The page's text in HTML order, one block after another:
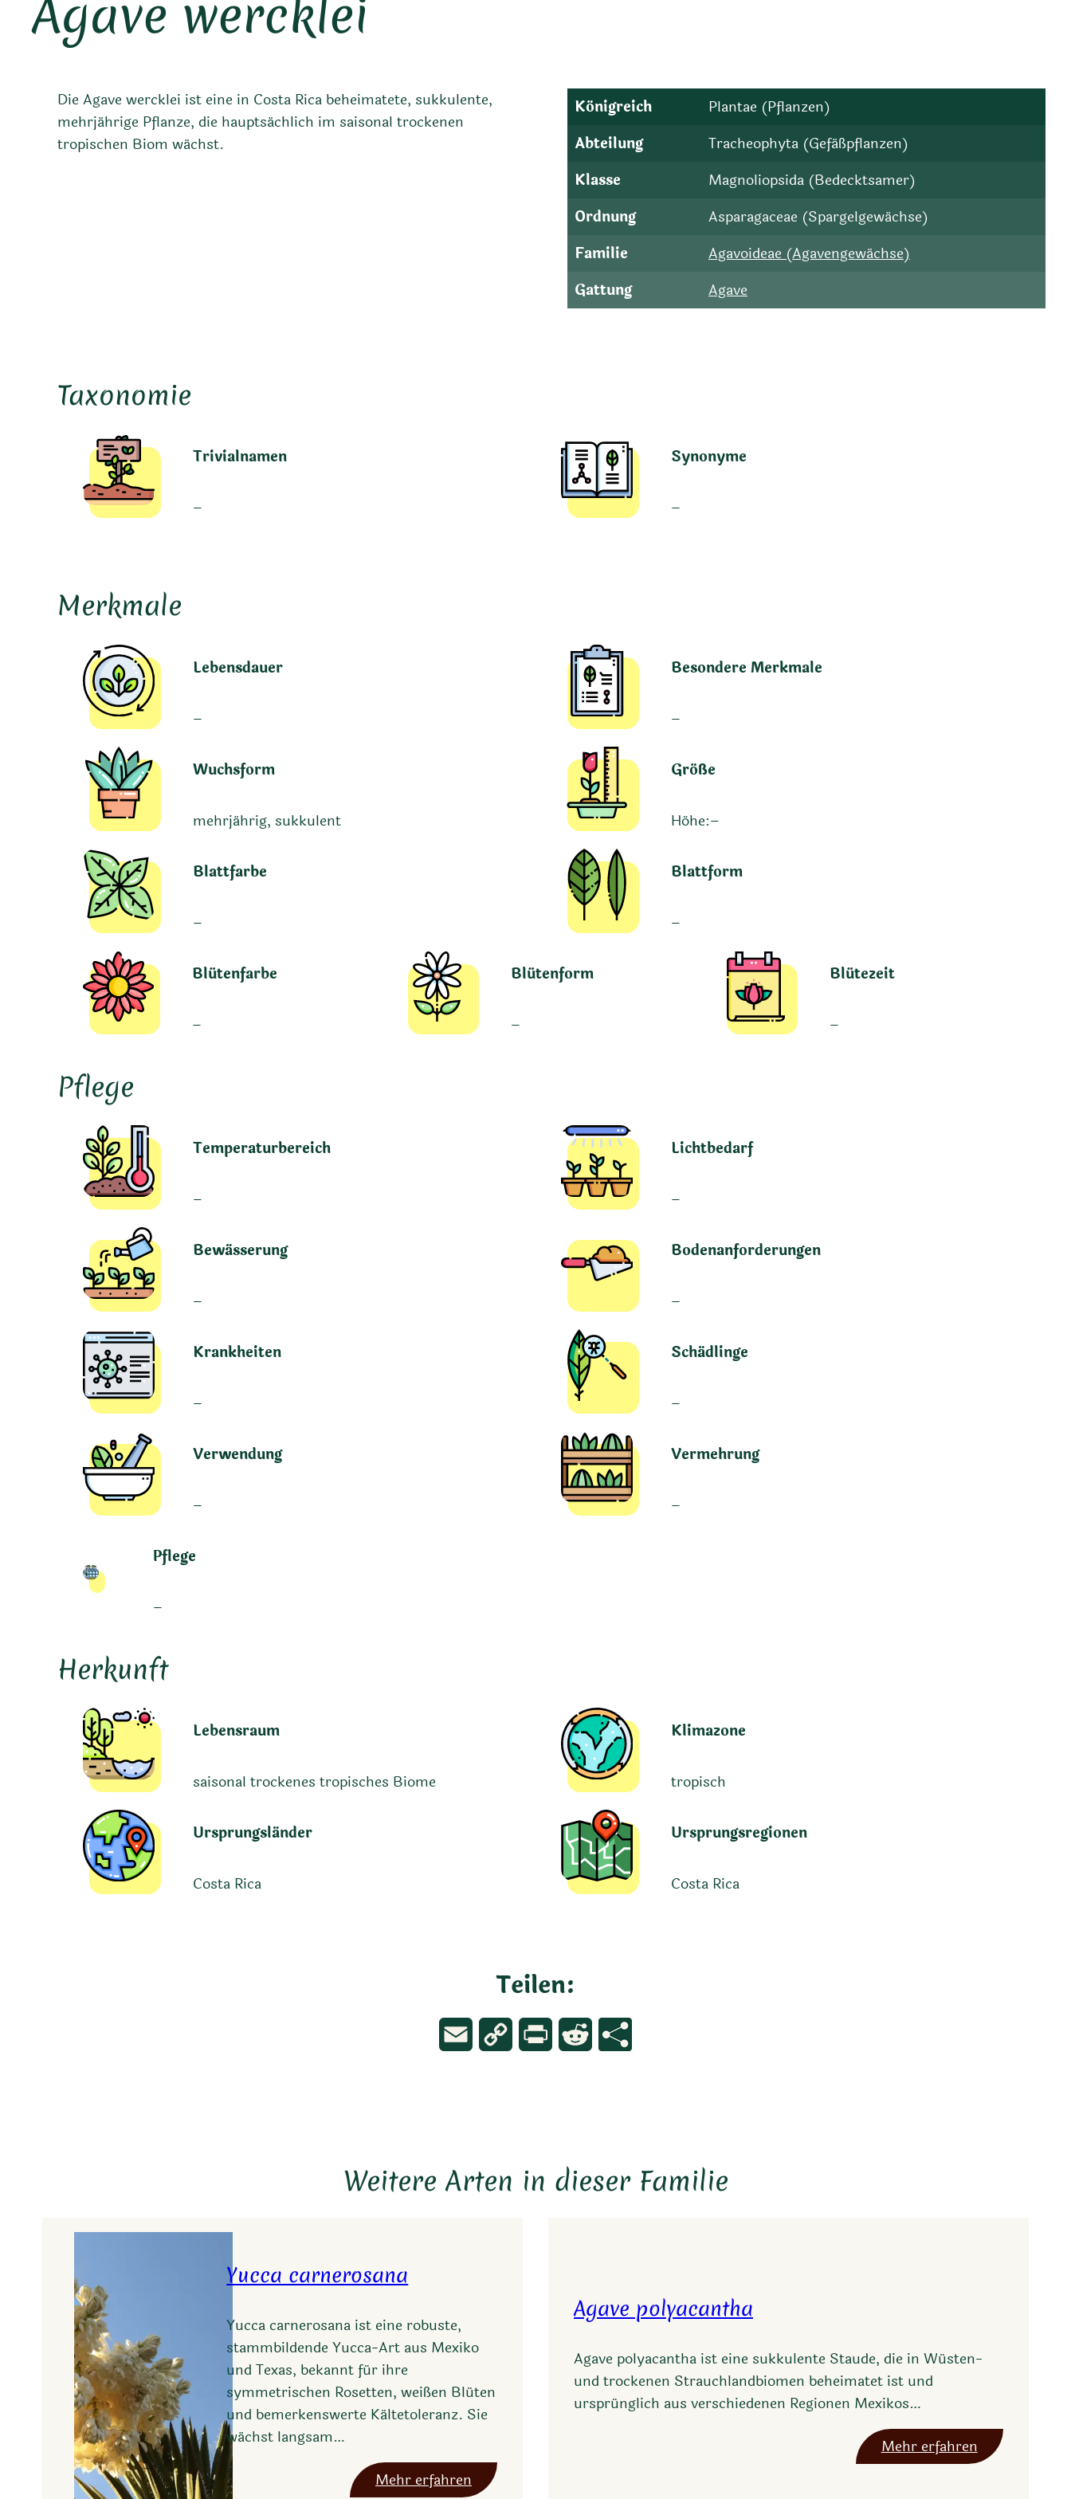
Agave wercklei
Die Agave wercklei ist eine in Costa Rica beheimatete, sukkulente,
mehrjährige Pflanze, die hauptsächlich im saisonal trockenen
tropischen Biom wächst.
Königreich
Plantae (Pflanzen)
Abteilung
Tracheophyta (Gefäßpflanzen)
Klasse
Magnoliopsida (Bedecktsamer)
Ordnung
Asparagaceae (Spargelgewächse)
Familie
Agavoideae (Agavengewächse)
Gattung
Agave
Taxonomie
Trivialnamen
–
Synonyme
–
Merkmale
Lebensdauer
–
Besondere Merkmale
–
Wuchsform
mehrjährig, sukkulent
Größe
Höhe:–
Blattfarbe
–
Blattform
–
Blütenfarbe
–
Blütenform
–
Blütezeit
–
Pflege
Temperaturbereich
–
Lichtbedarf
–
Bewässerung
–
Bodenanforderungen
–
Krankheiten
–
Schädlinge
–
Verwendung
–
Vermehrung
–
Pflege
–
Herkunft
Lebensraum
saisonal trockenes tropisches Biome
Klimazone
tropisch
Ursprungsländer
Costa Rica
Ursprungsregionen
Costa Rica
Teilen:
Email
Copy
Print Reddit
Weitere Arten in dieser Familie
Yucca carnerosana
Yucca carnerosana ist eine robuste,
stammbildende Yucca-Art aus Mexiko
und Texas, bekannt für ihre
symmetrischen Rosetten, weißen Blüten
und bemerkenswerte Kältetoleranz. Sie
wächst langsam…
Mehr erfahren
Agave polyacantha
Agave polyacantha ist eine sukkulente Staude, die in Wüsten-
und trockenen Strauchlandbiomen beheimatet ist und
ursprünglich aus verschiedenen Regionen Mexikos…
Mehr erfahren:
A